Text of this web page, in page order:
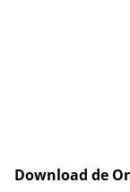
Download de